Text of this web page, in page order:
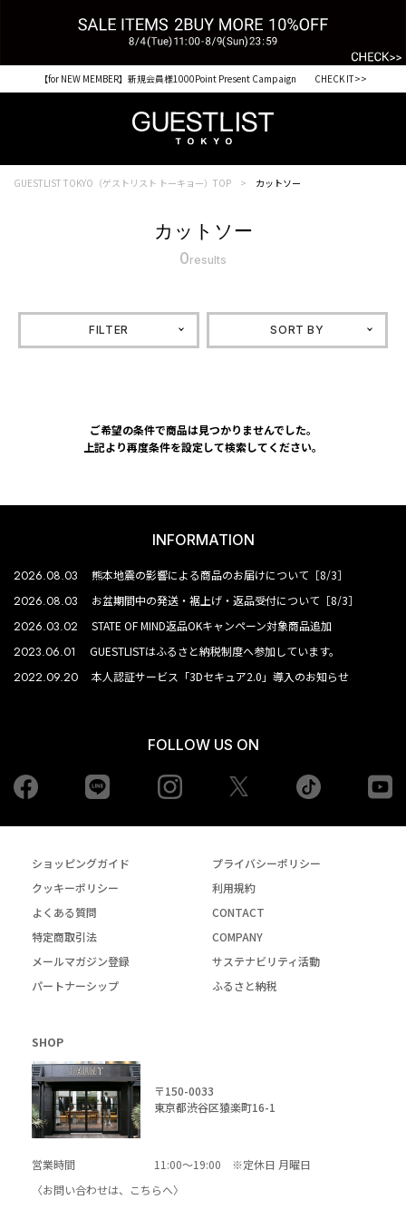
【for NEW MEMBER】新規会員様1000Point Present Campaign CHECK IT>>
GUESTLIST TOKYO（ゲストリスト トーキョー）TOP カットソー
カットソー
0results
FILTER SORT BY
ご希望の条件で商品は見つかりませんでした。
上記より再度条件を設定して検索してください。
INFORMATION
2026.08.03 熊本地震の影響による商品のお届けについて［8/3］
2026.08.03 お盆期間中の発送・裾上げ・返品受付について［8/3］
2026.03.02 STATE OF MIND返品OKキャンペーン対象商品追加
2023.06.01 GUESTLISTはふるさと納税制度へ参加しています。
2022.09.20 本人認証サービス「3Dセキュア2.0」導入のお知らせ
FOLLOW US ON
Facebook Instagram tiktok
ショッピングガイド
プライバシーポリシー
クッキーポリシー
利用規約
よくある質問
CONTACT
特定商取引法
COMPANY
メールマガジン登録
サステナビリティ活動
パートナーシップ
ふるさと納税
SHOP
〒150-0033
東京都渋谷区猿楽町16-1
営業時間
11:00～19:00 ※定休日 月曜日
〈お問い合わせは、
こちらへ〉